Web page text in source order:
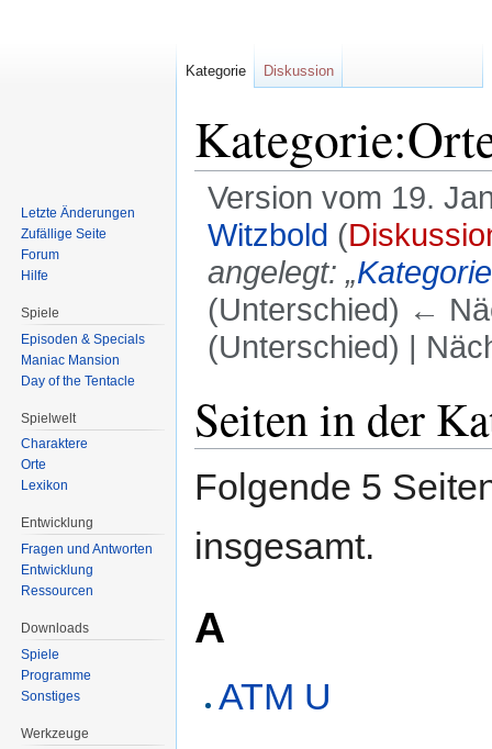
Version vom 19.
Witzbold (
angelegt: „
(Unterschied) ←
(Unterschied) |
Navigation
Suche
Seiten in der
Folgende 5
insgesamt.
A
ATM U
Kategorie Diskussion
Letzte Änderungen
Zufällige Seite
Forum
Hilfe
Spiele
Episoden & Specials
Maniac Mansion
Day of the Tentacle
Spielwelt
Charaktere
Orte
Lexikon
Entwicklung
Fragen und Antworten
Entwicklung
Ressourcen
Downloads
Spiele
Programme
Sonstiges
Werkzeuge